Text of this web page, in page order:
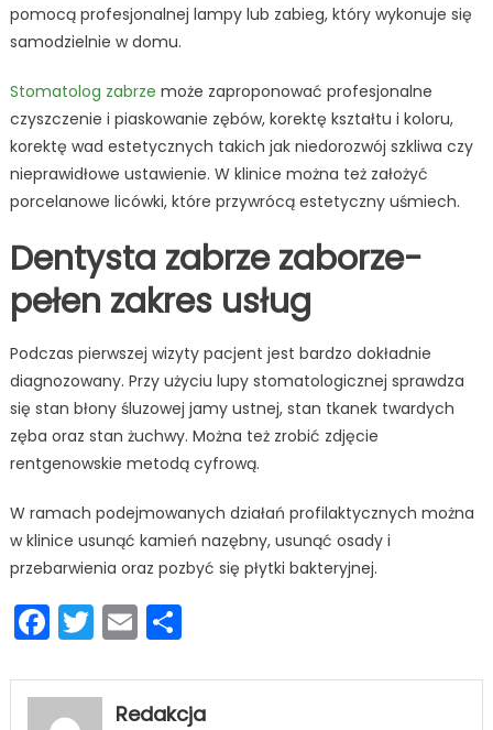
pomocą profesjonalnej lampy lub zabieg, który wykonuje się
samodzielnie w domu.
Stomatolog zabrze może zaproponować profesjonalne
czyszczenie i piaskowanie zębów, korektę kształtu i koloru,
korektę wad estetycznych takich jak niedorozwój szkliwa czy
nieprawidłowe ustawienie. W klinice można też założyć
porcelanowe licówki, które przywrócą estetyczny uśmiech.
Dentysta zabrze zaborze-
pełen zakres usług
Podczas pierwszej wizyty pacjent jest bardzo dokładnie
diagnozowany. Przy użyciu lupy stomatologicznej sprawdza
się stan błony śluzowej jamy ustnej, stan tkanek twardych
zęba oraz stan żuchwy. Można też zrobić zdjęcie
rentgenowskie metodą cyfrową.
W ramach podejmowanych działań profilaktycznych można
w klinice usunąć kamień nazębny, usunąć osady i
przebarwienia oraz pozbyć się płytki bakteryjnej.
Facebook
Twitter
EmailPodziel
Redakcja